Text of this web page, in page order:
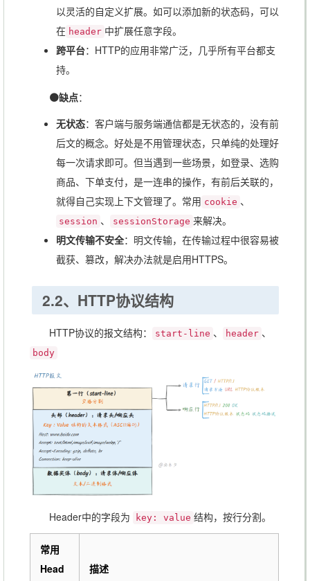
以灵活的自定义扩展。如可以添加新的状态码，可以
在 header 中扩展任意字段。
跨平台：HTTP的应用非常广泛，几乎所有平台都支
持。
🟠缺点：
无状态：客户端与服务端通信都是无状态的，没有前
后文的概念。好处是不用管理状态，只单纯的处理好
每一次请求即可。但当遇到一些场景，如登录、选购
商品、下单支付，是一连串的操作，有前后关联的，
就得自己实现上下文管理了。常用 cookie 、
session 、 sessionStorage 来解决。
明文传输不安全：明文传输，在传输过程中很容易被
截获、篡改，解决办法就是启用HTTPS。
2.2、HTTP协议结构
HTTP协议的报文结构： start-line 、 header 、
body
Header中的字段为 key: value 结构，按行分割。
常用
Head
描述